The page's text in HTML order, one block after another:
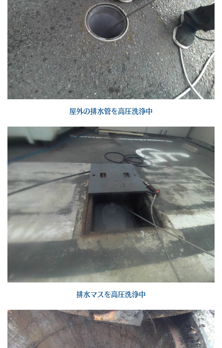
屋外の排水管を高圧洗浄中
排水マスを高圧洗浄中